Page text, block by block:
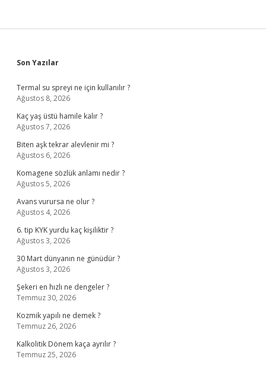
Sidebar
Son Yazılar
Termal su spreyi ne için kullanılır ?
Ağustos 8, 2026
Kaç yaş üstü hamile kalır ?
Ağustos 7, 2026
Biten aşk tekrar alevlenir mi ?
Ağustos 6, 2026
Komagene sözlük anlamı nedir ?
Ağustos 5, 2026
Avans vurursa ne olur ?
Ağustos 4, 2026
6. tip KYK yurdu kaç kişiliktir ?
Ağustos 3, 2026
30 Mart dünyanın ne günüdür ?
Ağustos 3, 2026
Şekeri en hızlı ne dengeler ?
Temmuz 30, 2026
Kozmik yapılı ne demek ?
Temmuz 26, 2026
Kalkolitik Dönem kaça ayrılır ?
Temmuz 25, 2026